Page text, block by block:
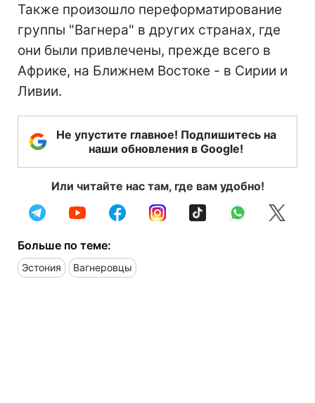
Также произошло переформатирование
группы "Вагнера" в других странах, где
они были привлечены, прежде всего в
Африке, на Ближнем Востоке - в Сирии и
Ливии.
Не упустите главное! Подпишитесь на
наши обновления в Google!
Или читайте нас там, где вам удобно!
Больше по теме:
Эстония Вагнеровцы